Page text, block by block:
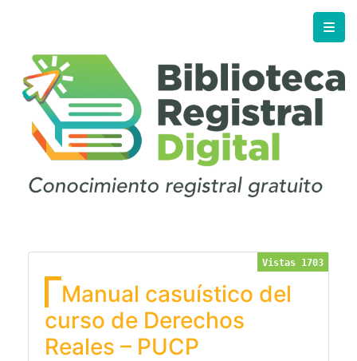
Vistas 1703
Manual casuístico del
curso de Derechos
Reales – PUCP